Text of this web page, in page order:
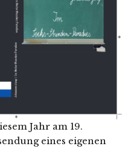
Jahr am 19.
eines eigenen